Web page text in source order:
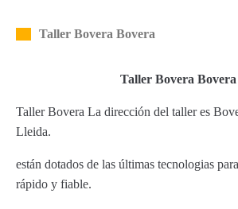
Taller Bovera Bovera
Taller Bovera Bovera
Taller Bovera La dirección del taller es
Lleida.
están dotados de las últimas tecnologias
rápido y fiable.